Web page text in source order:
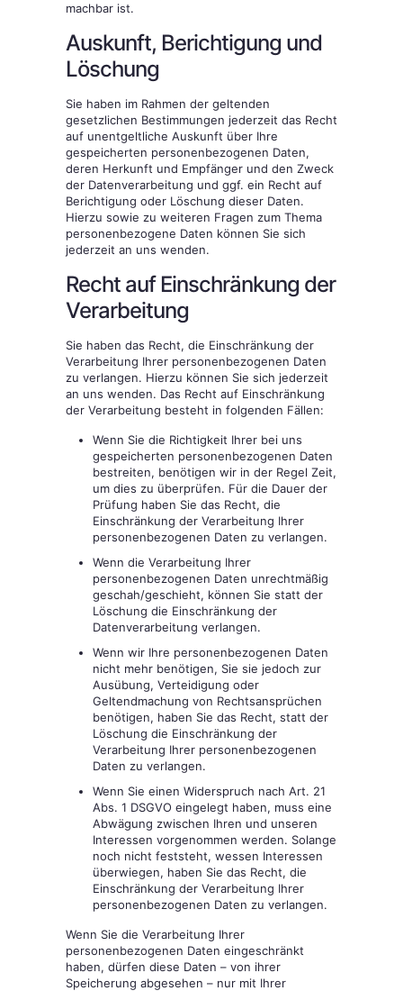
machbar ist.
Auskunft, Berichtigung und
Löschung
Sie haben im Rahmen der geltenden
gesetzlichen Bestimmungen jederzeit das Recht
auf unentgeltliche Auskunft über Ihre
gespeicherten personenbezogenen Daten,
deren Herkunft und Empfänger und den Zweck
der Datenverarbeitung und ggf. ein Recht auf
Berichtigung oder Löschung dieser Daten.
Hierzu sowie zu weiteren Fragen zum Thema
personenbezogene Daten können Sie sich
jederzeit an uns wenden.
Recht auf Einschränkung der
Verarbeitung
Sie haben das Recht, die Einschränkung der
Verarbeitung Ihrer personenbezogenen Daten
zu verlangen. Hierzu können Sie sich jederzeit
an uns wenden. Das Recht auf Einschränkung
der Verarbeitung besteht in folgenden Fällen:
Wenn Sie die Richtigkeit Ihrer bei uns
gespeicherten personenbezogenen Daten
bestreiten, benötigen wir in der Regel Zeit,
um dies zu überprüfen. Für die Dauer der
Prüfung haben Sie das Recht, die
Einschränkung der Verarbeitung Ihrer
personenbezogenen Daten zu verlangen.
Wenn die Verarbeitung Ihrer
personenbezogenen Daten unrechtmäßig
geschah/geschieht, können Sie statt der
Löschung die Einschränkung der
Datenverarbeitung verlangen.
Wenn wir Ihre personenbezogenen Daten
nicht mehr benötigen, Sie sie jedoch zur
Ausübung, Verteidigung oder
Geltendmachung von Rechtsansprüchen
benötigen, haben Sie das Recht, statt der
Löschung die Einschränkung der
Verarbeitung Ihrer personenbezogenen
Daten zu verlangen.
Wenn Sie einen Widerspruch nach Art. 21
Abs. 1 DSGVO eingelegt haben, muss eine
Abwägung zwischen Ihren und unseren
Interessen vorgenommen werden. Solange
noch nicht feststeht, wessen Interessen
überwiegen, haben Sie das Recht, die
Einschränkung der Verarbeitung Ihrer
personenbezogenen Daten zu verlangen.
Wenn Sie die Verarbeitung Ihrer
personenbezogenen Daten eingeschränkt
haben, dürfen diese Daten – von ihrer
Speicherung abgesehen – nur mit Ihrer